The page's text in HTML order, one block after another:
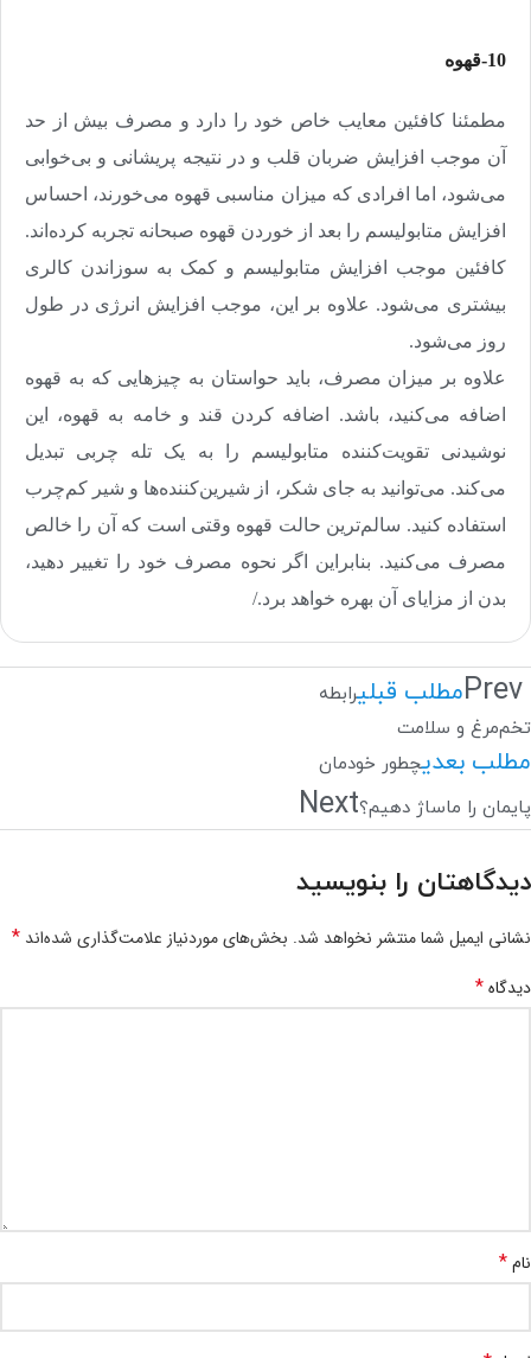
10-قهوه
مطمئنا کافئین معایب خاص خود را دارد و مصرف بیش از حد
آن موجب افزایش ضربان قلب و در نتیجه پریشانی و بی‌خوابی
می‌شود، اما افرادی که میزان مناسبی قهوه می‌خورند،‌ احساس
افزایش متابولیسم را بعد از خوردن قهوه صبحانه تجربه کرده‌اند.
کافئین موجب افزایش متابولیسم و کمک به سوزاندن کالری
بیشتری می‌شود. علاوه بر این، موجب افزایش انرژی در طول
روز می‌شود.
علاوه بر میزان مصرف، باید حواستان به چیزهایی که به قهوه
اضافه می‌کنید، ‌باشد. اضافه کردن قند و خامه به قهوه، این
نوشیدنی تقویت‌کننده متابولیسم را به یک تله چربی تبدیل
می‌کند. می‌توانید به جای شکر، ‌از شیرین‌کننده‌ها و شیر کم‌چرب
استفاده کنید. سالم‌ترین حالت قهوه وقتی است که آن را خالص
مصرف می‌کنید. بنابراین اگر نحوه مصرف خود را تغییر دهید،‌
بدن از مزایای آن بهره خواهد برد./
Prevمطلب قبلیرابطه
تخم‌مرغ و سلامت
مطلب بعدیچطور خودمان
پایمان را ماساژ دهیم؟Next
دیدگاهتان را بنویسید
نشانی ایمیل شما منتشر نخواهد شد. بخش‌های موردنیاز علامت‌گذاری شده‌اند *
دیدگاه*
نام*